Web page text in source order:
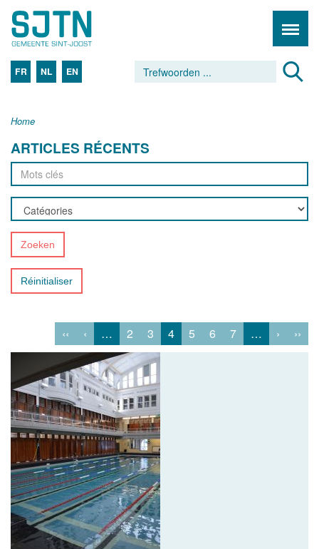
FR NL EN
Home
ARTICLES RÉCENTS
Zoeken
Réinitialiser
‹‹ ‹ … 2 3 4 5 6 7 … › ››